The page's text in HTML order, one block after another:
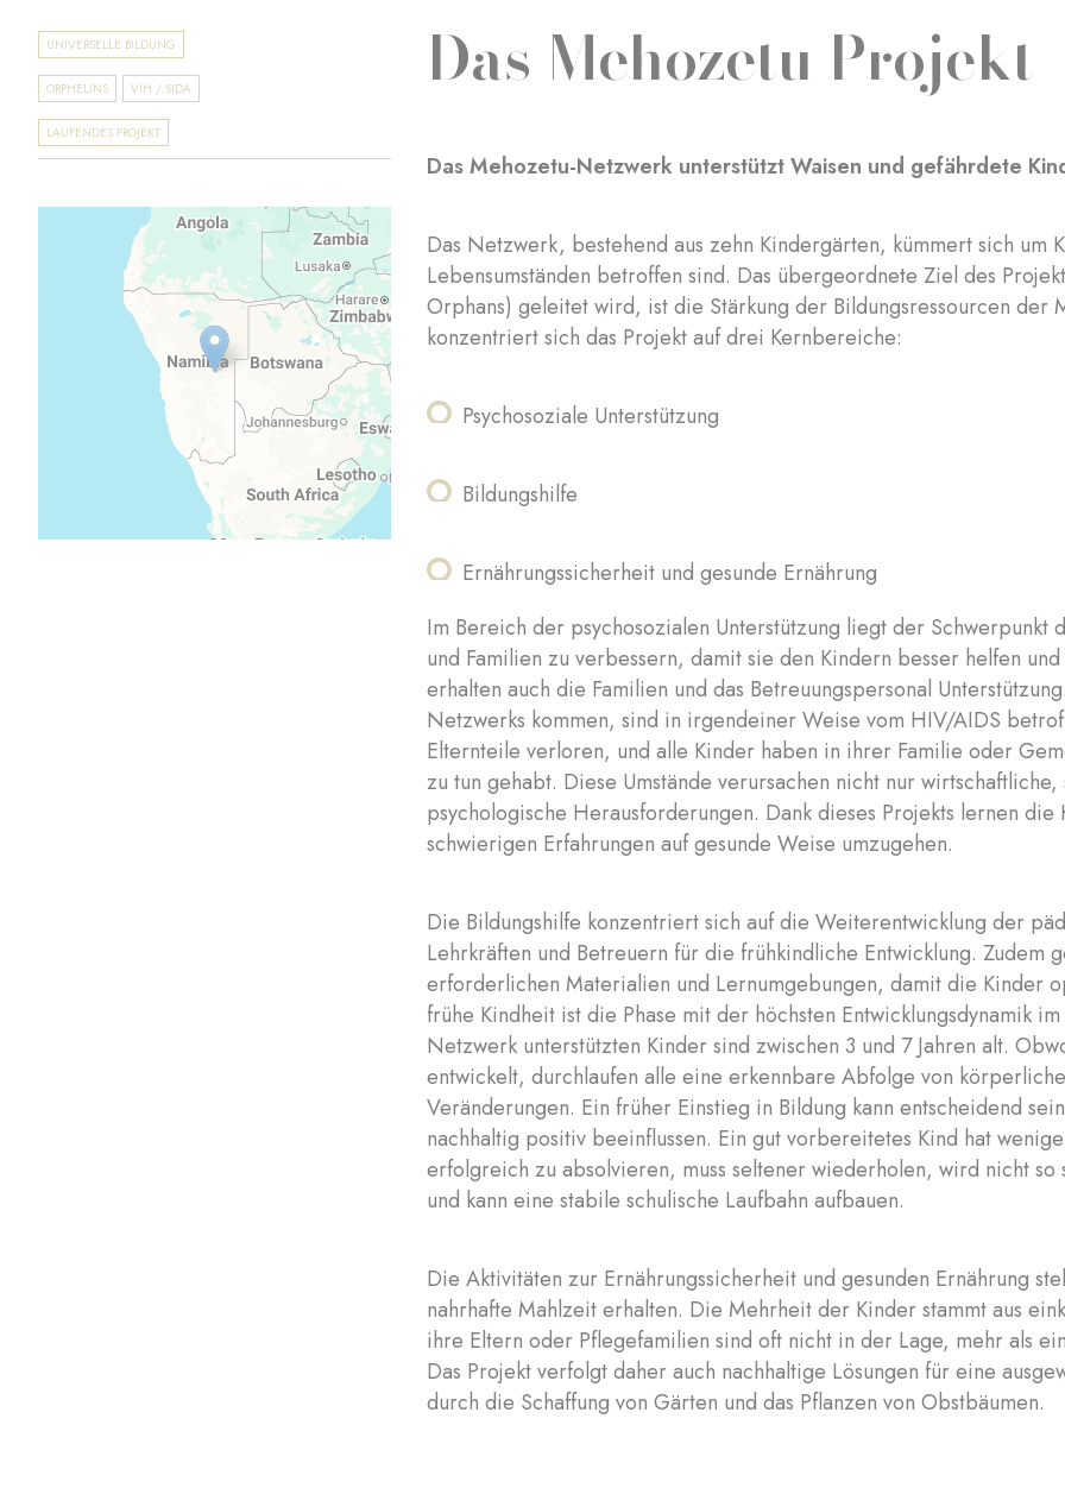
UNIVERSELLE BILDUNG
ORPHELINS VIH / SIDA
LAUFENDES PROJEKT
Das Mehozetu Projekt
Das Mehozetu-Netzwerk unterstützt Waisen und gefährdete
Das Netzwerk, bestehend aus zehn Kindergärten, kümmert sich um
Lebensumständen betroffen sind. Das übergeordnete Ziel des
Orphans) geleitet wird, ist die Stärkung der Bildungsressourcen
konzentriert sich das Projekt auf drei Kernbereiche:
Psychosoziale Unterstützung
Bildungshilfe
Ernährungssicherheit und gesunde Ernährung
Im Bereich der psychosozialen Unterstützung liegt der Schwerpunkt
und Familien zu verbessern, damit sie den Kindern besser helfen
erhalten auch die Familien und das Betreuungspersonal
Netzwerks kommen, sind in irgendeiner Weise vom HIV/AIDS
Elternteile verloren, und alle Kinder haben in ihrer Familie oder
zu tun gehabt. Diese Umstände verursachen nicht nur
psychologische Herausforderungen. Dank dieses Projekts lernen
schwierigen Erfahrungen auf gesunde Weise umzugehen.
Die Bildungshilfe konzentriert sich auf die Weiterentwicklung der
Lehrkräften und Betreuern für die frühkindliche Entwicklung. Zudem
erforderlichen Materialien und Lernumgebungen, damit die Kinder
frühe Kindheit ist die Phase mit der höchsten Entwicklungsdynamik
Netzwerk unterstützten Kinder sind zwischen 3 und 7 Jahren alt.
entwickelt, durchlaufen alle eine erkennbare Abfolge von
Veränderungen. Ein früher Einstieg in Bildung kann entscheidend
nachhaltig positiv beeinflussen. Ein gut vorbereitetes Kind hat
erfolgreich zu absolvieren, muss seltener wiederholen, wird nicht
und kann eine stabile schulische Laufbahn aufbauen.
Die Aktivitäten zur Ernährungssicherheit und gesunden Ernährung
nahrhafte Mahlzeit erhalten. Die Mehrheit der Kinder stammt aus
ihre Eltern oder Pflegefamilien sind oft nicht in der Lage, mehr als
Das Projekt verfolgt daher auch nachhaltige Lösungen für eine
durch die Schaffung von Gärten und das Pflanzen von Obstbäumen.